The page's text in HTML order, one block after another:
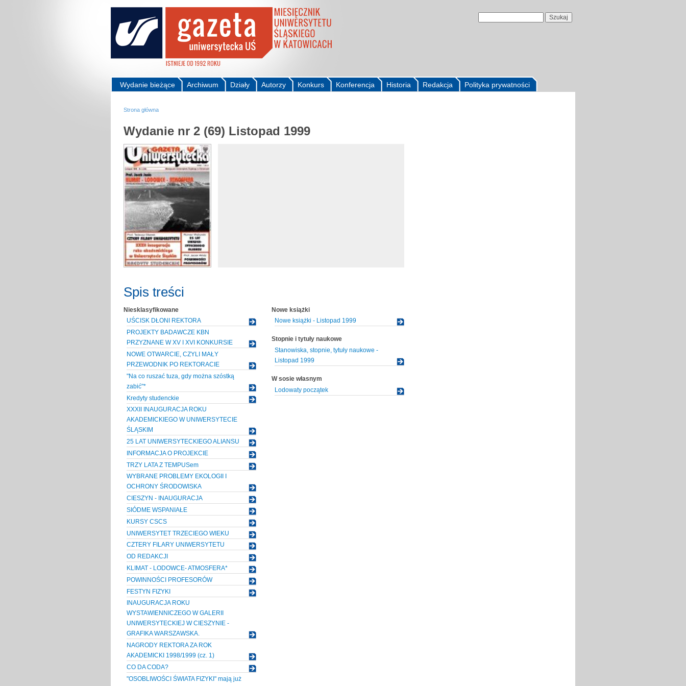
Polityka prywatności
Redakcja
Historia
Konferencja
Konkurs
Autorzy
Działy
Archiwum
Wydanie bieżące
Strona główna
Wydanie nr 2 (69) Listopad 1999
Spis treści
Niesklasyfikowane
UŚCISK DŁONI REKTORA
PROJEKTY BADAWCZE KBN
PRZYZNANE W XV I XVI KONKURSIE
NOWE OTWARCIE, CZYLI MAŁY
PRZEWODNIK PO REKTORACIE
"Na co ruszać tuza, gdy można szóstką
zabić"*
Kredyty studenckie
XXXII INAUGURACJA ROKU
AKADEMICKIEGO W UNIWERSYTECIE
ŚLĄSKIM
25 LAT UNIWERSYTECKIEGO ALIANSU
INFORMACJA O PROJEKCIE
TRZY LATA Z TEMPUSem
WYBRANE PROBLEMY EKOLOGII I
OCHRONY ŚRODOWISKA
CIESZYN - INAUGURACJA
SIÓDME WSPANIAŁE
KURSY CSCS
UNIWERSYTET TRZECIEGO WIEKU
CZTERY FILARY UNIWERSYTETU
OD REDAKCJI
KLIMAT - LODOWCE- ATMOSFERA*
POWINNOŚCI PROFESORÓW
FESTYN FIZYKI
INAUGURACJA ROKU
WYSTAWIENNICZEGO W GALERII
UNIWERSYTECKIEJ W CIESZYNIE -
GRAFIKA WARSZAWSKA.
NAGRODY REKTORA ZA ROK
AKADEMICKI 1998/1999 (cz. 1)
CO DA CODA?
"OSOBLIWOŚCI ŚWIATA FIZYKI" mają już
Nowe książki
Nowe książki - Listopad 1999
Stopnie i tytuły naukowe
Stanowiska, stopnie, tytuły naukowe -
Listopad 1999
W sosie własnym
Lodowaty początek